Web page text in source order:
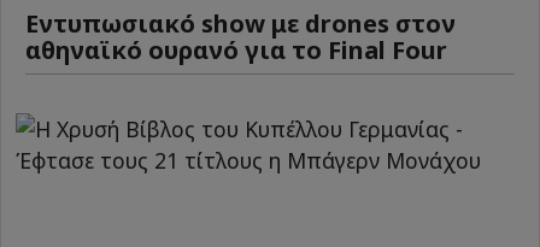
Εντυπωσιακό show με drones στον
αθηναϊκό ουρανό για το Final Four